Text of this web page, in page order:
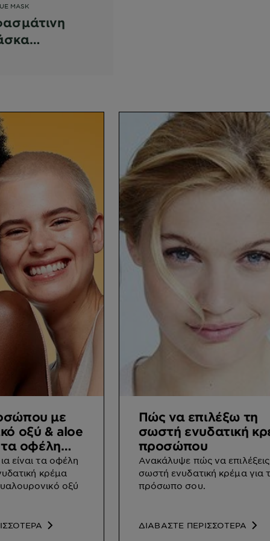
MASK
με
οξύ & aloe
οφέλη
είναι τα οφέλη
κρέμα
οξύ
Πώς να επιλέξω τη
σωστή ενυδατική
προσώπου
Ανακάλυψε πώς να
σωστή ενυδατική κρέμα για
πρόσωπο σου.
ΔΙΑΒΑΣΤΕ ΠΕΡΙΣΣΟΤΕΡΑ